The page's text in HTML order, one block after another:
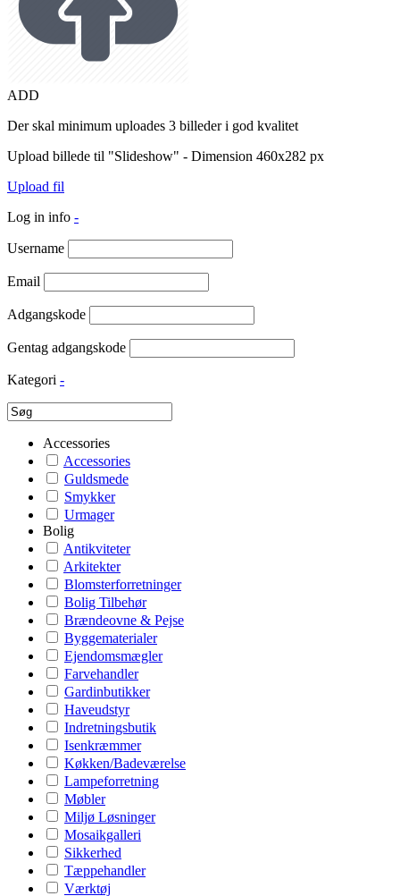
ADD
Der skal minimum uploades 3 billeder i god kvalitet
Upload billede til "Slideshow" - Dimension 460x282 px
Upload fil
Log in info -
Username
Email
Adgangskode
Gentag adgangskode
Kategori -
Accessories
Accessories
Guldsmede
Smykker
Urmager
Bolig
Antikviteter
Arkitekter
Blomsterforretninger
Bolig Tilbehør
Brændeovne & Pejse
Byggematerialer
Ejendomsmægler
Farvehandler
Gardinbutikker
Haveudstyr
Indretningsbutik
Isenkræmmer
Køkken/Badeværelse
Lampeforretning
Møbler
Miljø Løsninger
Mosaikgalleri
Sikkerhed
Tæppehandler
Værktøj